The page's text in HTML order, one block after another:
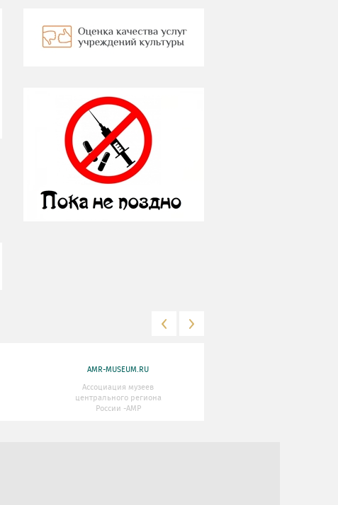
AMR-MUSEUM.RU
Ассоциация музеев
центрального региона
России -АМР